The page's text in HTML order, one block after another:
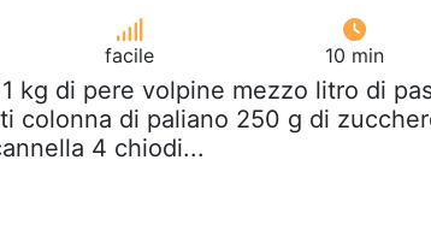
facile 10 min
kg di pere volpine mezzo litro di
colonna di paliano 250 g di
4 chiodi...